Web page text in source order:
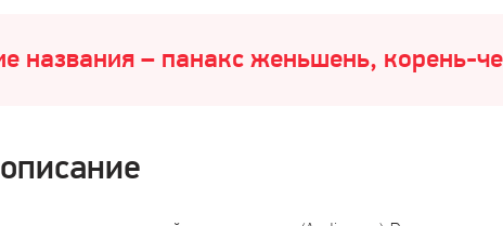
названия – панакс женьшень, корень-